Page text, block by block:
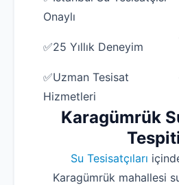
Onaylı
✅25 Yıllık Deneyim
✅Uzman Tesisat
Hizmetleri
Karagümrük
Su Tesisatçıları
Karagümrük mahallesi